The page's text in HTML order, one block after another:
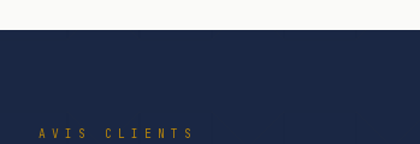
AVIS CLIENTS